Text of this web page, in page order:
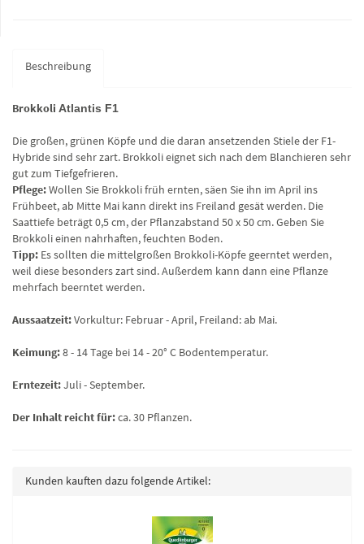
Beschreibung
Brokkoli Atlantis F1
Die großen, grünen Köpfe und die daran ansetzenden Stiele der F1-
Hybride sind sehr zart. Brokkoli eignet sich nach dem Blanchieren sehr
gut zum Tiefgefrieren.
Pflege:Wollen Sie Brokkoli früh ernten, säen Sie ihn im April ins
Frühbeet, ab Mitte Mai kann direkt ins Freiland gesät werden. Die
Saattiefe beträgt 0,5 cm, der Pflanzabstand 50 x 50 cm. Geben Sie
Brokkoli einen nahrhaften, feuchten Boden.
Tipp: Es sollten die mittelgroßen Brokkoli-Köpfe geerntet werden,
weil diese besonders zart sind. Außerdem kann dann eine Pflanze
mehrfach beerntet werden.
Aussaatzeit:Vorkultur: Februar - April, Freiland: ab Mai.
Keimung:8 - 14 Tage bei 14 - 20° C Bodentemperatur.
Erntezeit:Juli - September.
Der Inhalt reicht für:ca. 30 Pflanzen.
Kunden kauften dazu folgende Artikel: